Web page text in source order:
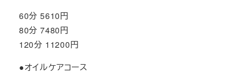
60分 5610円
80分 7480円
120分 11200円
●オイルケアコース